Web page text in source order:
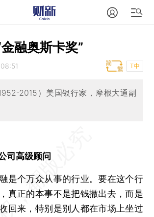
融奥斯卡奖”
T中
2015）美国银行家，摩根大通副
司高级顾问
个万众从事的行业。要在这个行
真正的本事不是把钱撒出去，而是
回来，特别是别人都在市场上坐过